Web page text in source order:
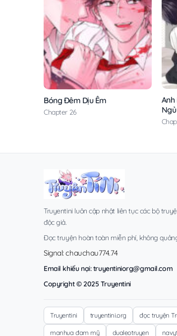
Bóng Đêm Dịu Êm
Chapter 26
Anh
Truyentini luôn cập nhật liên tục các bộ
độc giả.
Đọc truyện hoàn toàn miễn phí, không
Signal: chauchau774.74
Email khiếu nại:truyentiniorg@gmail.com
Copyright © 2025 Truyentini
Truyentini truyentini.org đọc truyện
manhua đam mỹ dualeotruyen